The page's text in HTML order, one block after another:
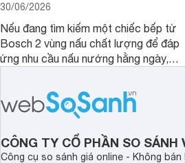
30/06/2026
Nếu đang tìm kiếm một chiếc bếp từ
Bosch 2 vùng nấu chất lượng để đáp
ứng nhu cầu nấu nướng hằng ngày,
CÔNG TY CỔ PHẦN SO SÁNH
Công cụ so sánh giá online - Không bán